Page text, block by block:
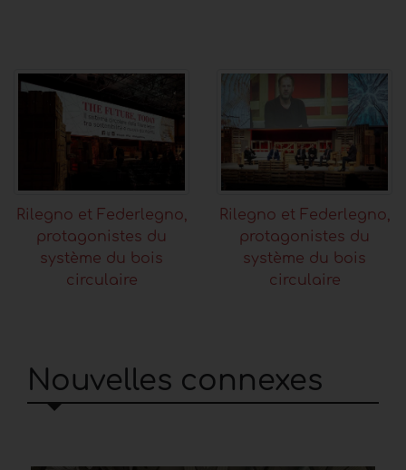
Rilegno et Federlegno,
protagonistes du
système du bois
circulaire
Rilegno et Federlegno,
protagonistes du
système du bois
circulaire
Nouvelles connexes